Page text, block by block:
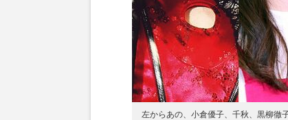
左からあの、小倉優子、千秋、黒柳徹